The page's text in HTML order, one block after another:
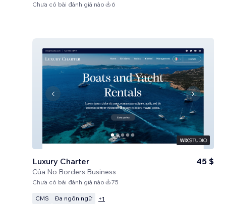
Chưa có bài đánh giá nào 6
Luxury Charter
Của No Borders Business
45 $
Chưa có bài đánh giá nào 75
CMS Đa ngôn ngữ +1